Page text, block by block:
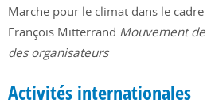
Marche pour le climat dans le cadre
François Mitterrand Mouvement
des organisateurs
Activités internationales